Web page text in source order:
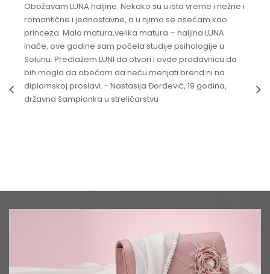
Obožavam LUNA haljine. Nekako su u isto vreme i nežne i
romantične i jednostavne, a u njima se osećam kao
princeza. Mala matura,velika matura – haljina LUNA.
Inače, ove godine sam počela studije psihologije u
Solunu. Predlažem LUNI da otvori i ovde prodavnicu da
bih mogla da obećam da neću menjati brend ni na
diplomskoj proslavi. - Nastasija Đorđević, 19 godina,
državna šampionka u streličarstvu